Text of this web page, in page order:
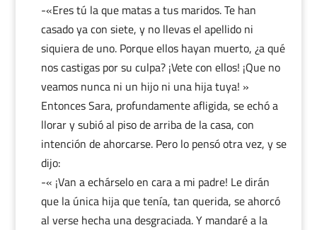
-«Eres tú la que matas a tus maridos. Te han
casado ya con siete, y no llevas el apellido ni
siquiera de uno. Porque ellos hayan muerto, ¿a qué
nos castigas por su culpa? ¡Vete con ellos! ¡Que no
veamos nunca ni un hijo ni una hija tuya! »
Entonces Sara, profundamente afligida, se echó a
llorar y subió al piso de arriba de la casa, con
intención de ahorcarse. Pero lo pensó otra vez, y se
dijo:
-« ¡Van a echárselo en cara a mi padre! Le dirán
que la única hija que tenía, tan querida, se ahorcó
al verse hecha una desgraciada. Y mandaré a la